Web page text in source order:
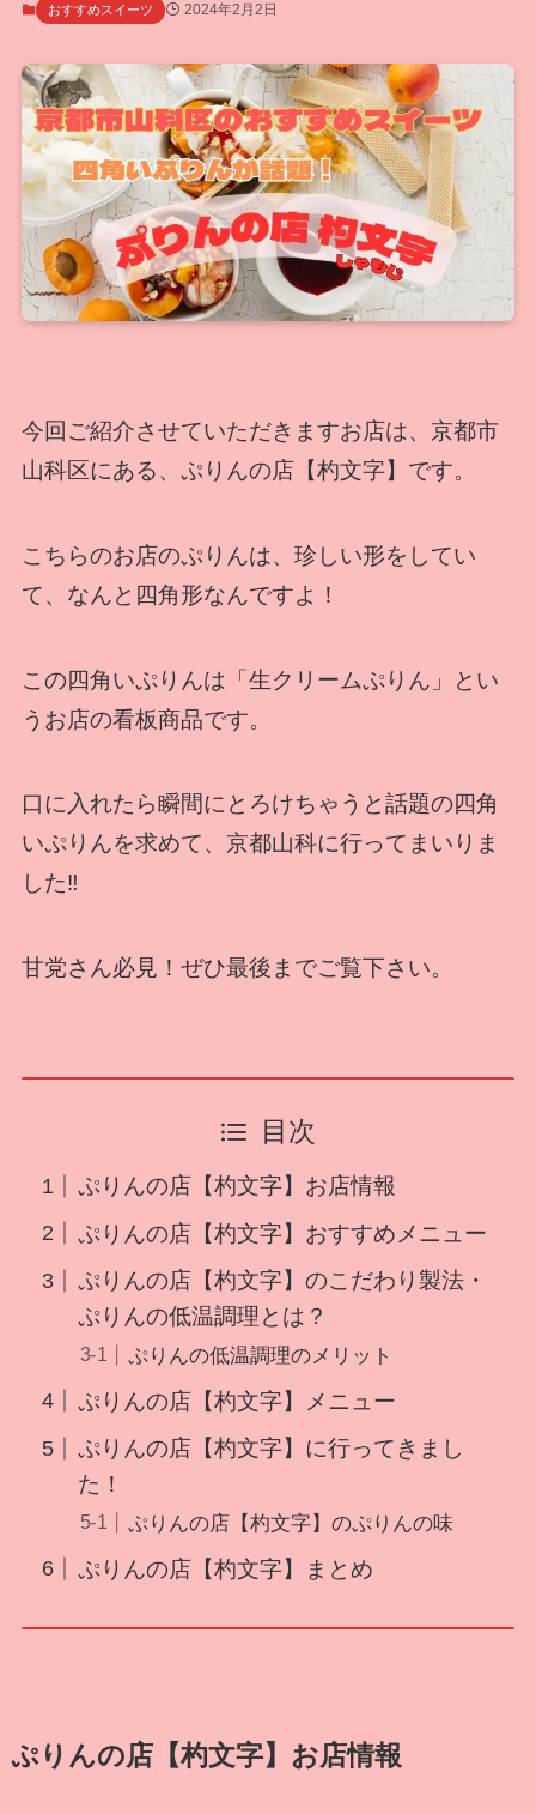
おすすめスイーツ 2024年2月2日
今回ご紹介させていただきますお店は、京都市
山科区にある、ぷりんの店【杓文字】です。
こちらのお店のぷりんは、珍しい形をしてい
て、なんと四角形なんですよ！
この四角いぷりんは「生クリームぷりん」とい
うお店の看板商品です。
口に入れたら瞬間にとろけちゃうと話題の四角
いぷりんを求めて、京都山科に行ってまいりま
した‼
甘党さん必見！ぜひ最後までご覧下さい。
目次
ぷりんの店【杓文字】お店情報
ぷりんの店【杓文字】おすすめメニュー
ぷりんの店【杓文字】のこだわり製法・
ぷりんの低温調理とは？
ぷりんの低温調理のメリット
ぷりんの店【杓文字】メニュー
ぷりんの店【杓文字】に行ってきまし
た！
ぷりんの店【杓文字】のぷりんの味
ぷりんの店【杓文字】まとめ
ぷりんの店【杓文字】お店情報